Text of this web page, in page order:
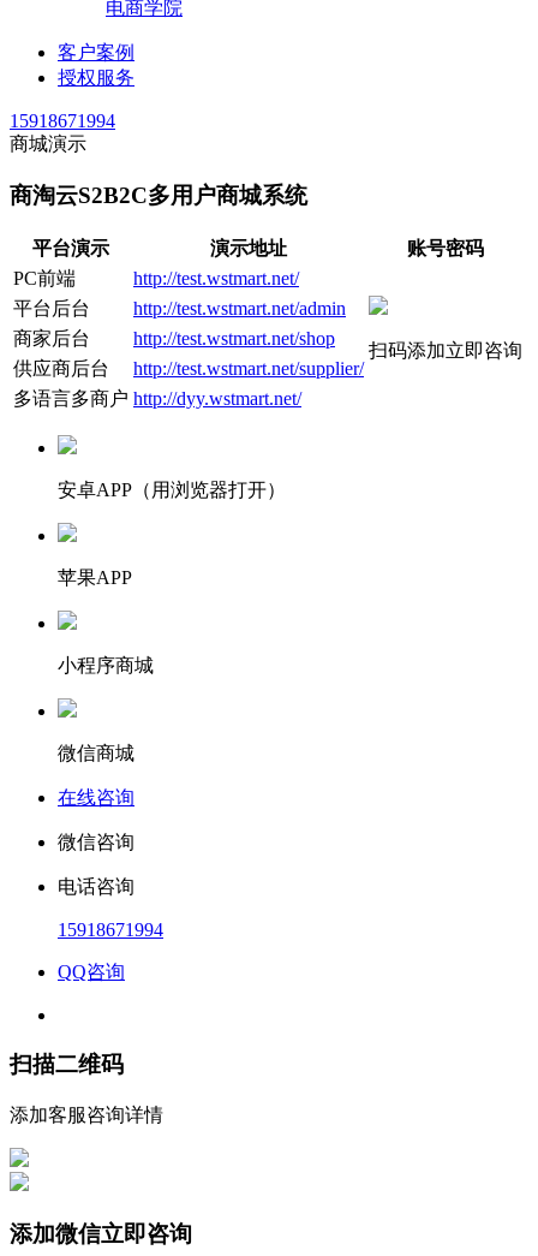
电商学院
客户案例
授权服务
15918671994
商城演示
商淘云S2B2C多用户商城系统
平台演示 演示地址
账号密码
PC前端
http://test.wstmart.net/
扫码添加立即咨询
平台后台
http://test.wstmart.net/admin
商家后台
http://test.wstmart.net/shop
供应商后台
http://test.wstmart.net/supplier/
多语言多商户 http://dyy.wstmart.net/
安卓APP（用浏览器打开）
苹果APP
小程序商城
微信商城
在线咨询
微信咨询
电话咨询
15918671994
QQ咨询
扫描二维码
添加客服咨询详情
添加微信立即咨询